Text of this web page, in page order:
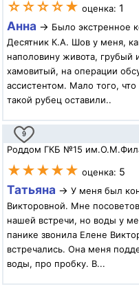
☆☆☆☆★ оценка: 1
Анна → Было экстренное
Десятник К.А. Шов у меня,
наполовину живота,
хамовитый, на операции
ассистентом. Мало того,
такой рубец оставили..
9
Роддом ГКБ №15
★★★★★ оценка: 5
Татьяна → У меня был
Викторовной. Мне
нашей встречи, но воды у
панике звонила Елене
встречались. Она меня
воды, про пробку. В...